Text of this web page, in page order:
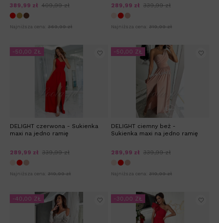
389,99 zł 409,99 zł
Najniższa cena: 369,99 zł
289,99 zł 339,99 zł
Najniższa cena: 319,99 zł
DELIGHT czerwona - Sukienka
maxi na jedno ramię
289,99 zł 339,99 zł
Najniższa cena: 319,99 zł
-50,00 ZŁ
DELIGHT ciemny beż -
Sukienka maxi na jedno ramię
289,99 zł 339,99 zł
Najniższa cena: 319,99 zł
-50,00 ZŁ
-40,00 ZŁ -30,00 ZŁ